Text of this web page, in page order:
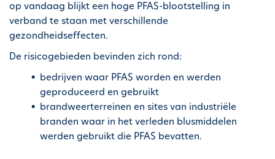
op vandaag blijkt een hoge PFAS-blootstelling in
verband te staan met verschillende
gezondheidseffecten.
De risicogebieden bevinden zich rond:
bedrijven waar PFAS worden en werden
geproduceerd en gebruikt
brandweerterreinen en sites van industriële
branden waar in het verleden blusmiddelen
werden gebruikt die PFAS bevatten.